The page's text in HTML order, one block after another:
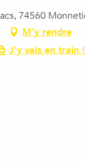
74560
M'y rendre
J'y vais en train !